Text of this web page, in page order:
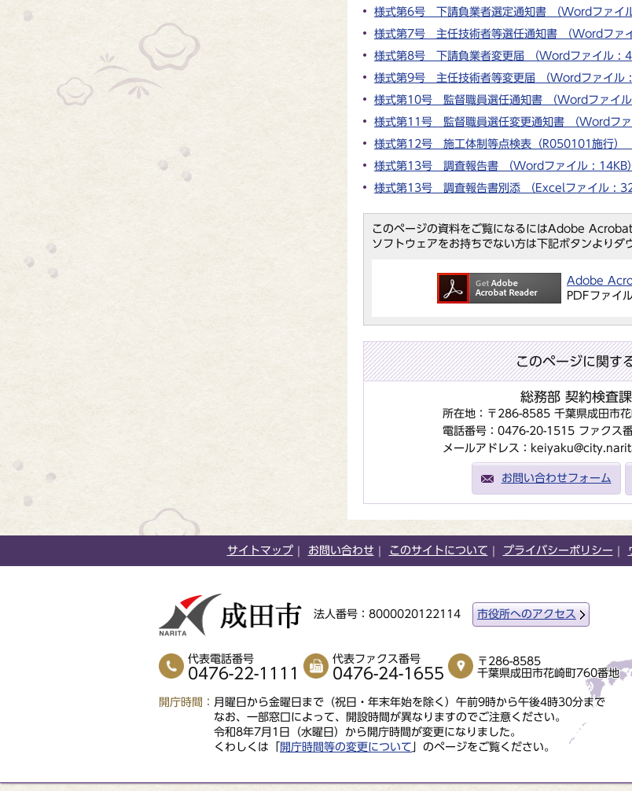
様式第6号 下請負業者選定通知書 （Wordファイ
様式第7号 主任技術者等選任通知書 （Wordファ
様式第8号 下請負業者変更届 （Wordファイル :
様式第9号 主任技術者等変更届 （Wordファイル :
様式第10号 監督職員選任通知書 （Wordファイル
様式第11号 監督職員選任変更通知書 （Wordファ
様式第12号 施工体制等点検表（R050101施行）
様式第13号 調査報告書 （Wordファイル : 14KB）
様式第13号 調査報告書別添 （Excelファイル :
このページの資料をご覧になるにはAdobe
ソフトウェアをお持ちでない方は下記ボタンよりダ
Adobe
PDFファイ
このページに関す
総務部 契約検査課
所在地：〒286-8585 千葉県成田市
電話番号：0476-20-1515 ファクス
メールアドレス：
お問い合わせフォーム
サイトマップ お問い合わせ このサイトについて プライバシーポリシー
法人番号：8000020122114 市役所へのアクセス
代表電話番号
0476-22-1111
代表ファクス番号
0476-24-1655
〒286-8585
千葉県成田市花崎町760番地
開庁時間
月曜日から金曜日まで（祝日・年末年始を除く）午前9時から午後4時30分まで
なお、一部窓口によって、開設時間が異なりますのでご注意ください。
令和8年7月1日（水曜日）から開庁時間が変更になりました。
くわしくは「
開庁時間等の変更について 」のページをご覧ください。